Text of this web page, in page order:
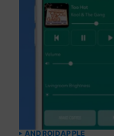
ANDROIDAPPLE